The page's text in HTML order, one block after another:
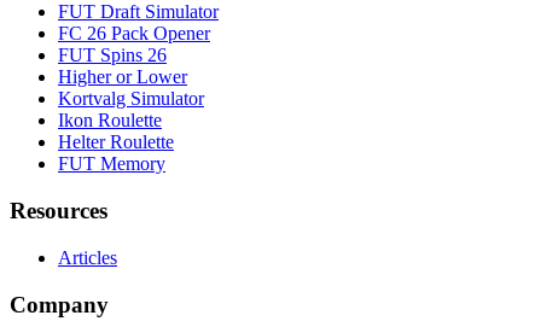
FUT Draft Simulator
FC 26 Pack Opener
FUT Spins 26
Higher or Lower
Kortvalg Simulator
Ikon Roulette
Helter Roulette
FUT Memory
Resources
Articles
Company